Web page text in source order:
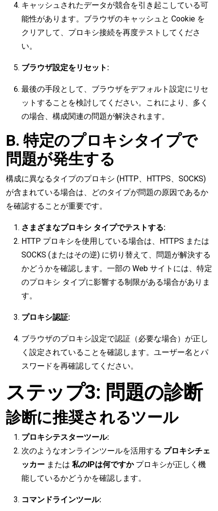
キャッシュされたデータが競合を引き起こしている可
能性があります。ブラウザのキャッシュと Cookie を
クリアして、プロキシ接続を再度テストしてくださ
い。
ブラウザ設定をリセット:
最後の手段として、ブラウザをデフォルト設定にリセ
ットすることを検討してください。これにより、多く
の場合、構成関連の問題が解決されます。
B. 特定のプロキシタイプで
問題が発生する
構成に異なるタイプのプロキシ (HTTP、HTTPS、SOCKS)
が含まれている場合は、どのタイプが問題の原因であるか
を確認することが重要です。
さまざまなプロキシ タイプでテストする:
HTTP プロキシを使用している場合は、HTTPS または
SOCKS (またはその逆) に切り替えて、問題が解決する
かどうかを確認します。一部の Web サイトには、特定
のプロキシ タイプに影響する制限がある場合がありま
す。
プロキシ認証:
ブラウザのプロキシ設定で認証（必要な場合）が正し
く設定されていることを確認します。ユーザー名とパ
スワードを再確認してください。
ステップ3: 問題の診断
診断に推奨されるツール
プロキシテスターツール:
次のようなオンラインツールを活用する プロキシチェ
ッカー または 私のIPは何ですかプロキシが正しく機
能しているかどうかを確認します。
コマンドラインツール: